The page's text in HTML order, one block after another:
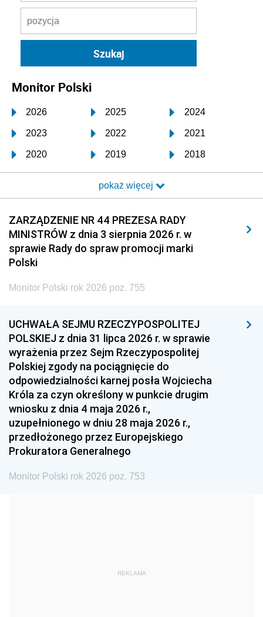
Monitor Polski
2026 2025 2024
2023 2022 2021
2020 2019 2018
2017 2016 2015
2014 2013 2012
2011 2010 2009
2008 2007 2006
2005
1996 1995 1994
1993 1992 1991
1990 1989
1987 1986 1985
1984 1983
1981 1980 1979
1978 1977
1975 1974
1959
pokaż więcej
ZARZĄDZENIE NR 44 PREZESA RADY
MINISTRÓW z dnia 3 sierpnia 2026 r. w
sprawie Rady do spraw promocji marki
Polski
Monitor Polski rok 2026 poz. 755
UCHWAŁA SEJMU RZECZYPOSPOLITEJ
POLSKIEJ z dnia 31 lipca 2026 r. w sprawie
wyrażenia przez Sejm Rzeczypospolitej
Polskiej zgody na pociągnięcie do
odpowiedzialności karnej posła Wojciecha
Króla za czyn określony w punkcie drugim
wniosku z dnia 4 maja 2026 r.,
uzupełnionego w dniu 28 maja 2026 r.,
przedłożonego przez Europejskiego
Prokuratora Generalnego
Monitor Polski rok 2026 poz. 753
REKLAMA